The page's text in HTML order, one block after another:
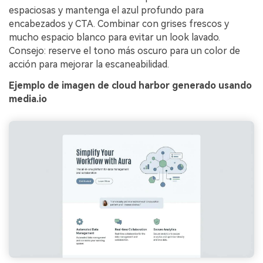
espaciosas y mantenga el azul profundo para
encabezados y CTA. Combinar con grises frescos y
mucho espacio blanco para evitar un look lavado.
Consejo: reserve el tono más oscuro para un color de
acción para mejorar la escaneabilidad.
Ejemplo de imagen de cloud harbor generado usando
media.io